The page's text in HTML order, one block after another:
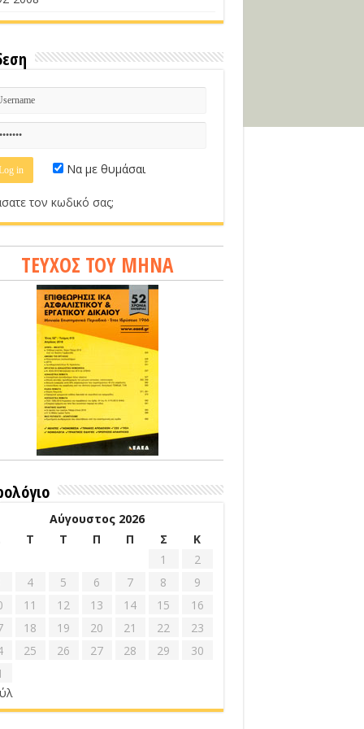
Να με θυμάσαι
τον κωδικό σας;
ΤΕΥΧΟΣ ΤΟΥ ΜΗΝΑ
Αύγουστος 2026
Τ Τ Π Π Σ
Κ
1
2
4 5 6 7 8
9
11 12 13 14 15
16
18 19 20 21 22
23
25 26 27 28 29
30